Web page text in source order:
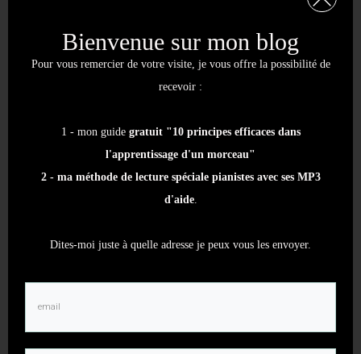
Articles similaires
1 juillet 2026
Bienvenue sur mon blog
Pour vous remercier de votre visite, je vous offre la possibilité de
recevoir :
1 - mon guide gratuit "10 principes efficaces dans
l'apprentissage d'un morceau"
2 - ma méthode de lecture spéciale pianistes avec ses MP3
d'aide.
Dites-moi juste à quelle adresse je peux vous les envoyer.